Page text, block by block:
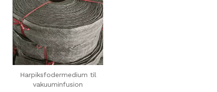
Harpiksfodermedium til
vakuuminfusion